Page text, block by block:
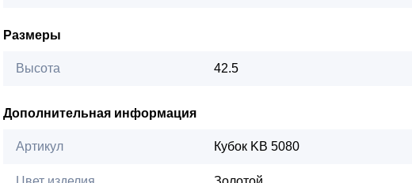
Размеры
Высота 42.5
Дополнительная информация
Артикул Кубок KB 5080